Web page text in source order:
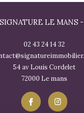
LE MANS
02 43 24 14 32
54 av Louis Cordelet
72000
le mans